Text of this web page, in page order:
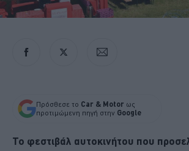
Πρόσθεσε το Car & Motor ως
προτιμώμενη πηγή στην Google
Το φεστιβάλ αυτοκινήτου που